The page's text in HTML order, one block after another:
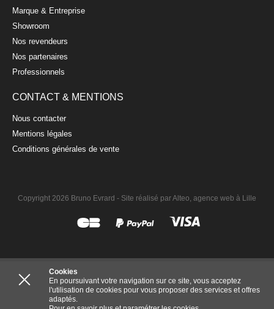
Marque & Entreprise
Showroom
Nos revendeurs
Nos partenaires
Professionnels
CONTACT & MENTIONS
Nous contacter
Mentions légales
Conditions générales de vente
Copyright 2026 Bruno Evrard - Site réalisé par Alteo, agence web à Lille
Cookies
En poursuivant votre navigation sur ce site, vous acceptez
l'utilisation de cookies pour vous proposer des services et offres
adaptés.